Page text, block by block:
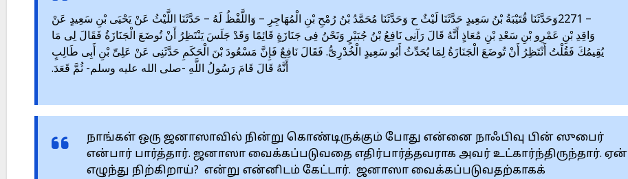
‎2271 – ‎وَحَدَّثَنَا قُتَيْبَةُ بْنُ سَعِيدٍ حَدَّثَنَا لَيْثٌ ح وَحَدَّثَنَا مُحَمَّدُ بْنُ رُمْحِ بْنِ الْمُهَاجِرِ – وَاللَّفْظُ لَهُ – حَدَّثَنَا اللَّيْثُ عَنْ يَحْيَى ‏بْنِ سَعِيدٍ عَنْ
وَاقِدِ بْنِ عَمْرِو بْنِ سَعْدِ بْنِ مُعَاذٍ أَنَّهُ قَالَ رَآنِى نَافِعُ بْنُ جُبَيْرٍ وَنَحْنُ فِى جَنَازَةٍ قَائِمًا وَقَدْ جَلَسَ يَنْتَظِرُ أَنْ ‏تُوضَعَ الْجَنَازَةُ فَقَالَ لِى مَا
يُقِيمُكَ فَقُلْتُ أَنْتَظِرُ أَنْ تُوضَعَ الْجَنَازَةُ لِمَا يُحَدِّثُ أَبُو سَعِيدٍ الْخُدْرِىُّ. فَقَالَ نَافِعٌ فَإِنَّ مَسْعُودَ بْنَ ‏الْحَكَمِ حَدَّثَنِى عَنْ عَلِىِّ بْنِ أَبِى طَالِبٍ
أَنَّهُ قَالَ قَامَ رَسُولُ اللَّهِ -صلى الله عليه وسلم- ثُمَّ قَعَدَ‎.‎
நாங்கள் ஒரு ஜனாஸாவில் நின்று கொண்டிருக்கும் போது ‎என்னை நாஃபிவு பின் ஸுபைர்
என்பார் பார்த்தார். ஜனாஸா ‎வைக்கப்படுவதை எதிர்பார்த்தவராக அவர் உட்கார்ந்திருந்தார். ‎ஏன்
எழுந்து நிற்கிறாய்? என்று என்னிடம் கேட்டார். ஜனாஸா ‎வைக்கப்படுவதற்காகக்